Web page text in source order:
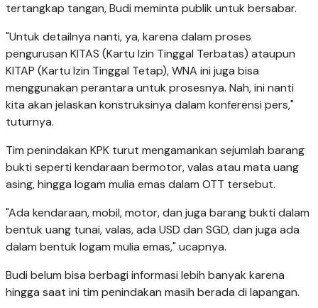
tertangkap tangan, Budi meminta publik untuk bersabar.
"Untuk detailnya nanti, ya, karena dalam proses
pengurusan KITAS (Kartu Izin Tinggal Terbatas) ataupun
KITAP (Kartu Izin Tinggal Tetap), WNA ini juga bisa
menggunakan perantara untuk prosesnya. Nah, ini nanti
kita akan jelaskan konstruksinya dalam konferensi pers,"
tuturnya.
Tim penindakan KPK turut mengamankan sejumlah barang
bukti seperti kendaraan bermotor, valas atau mata uang
asing, hingga logam mulia emas dalam OTT tersebut.
"Ada kendaraan, mobil, motor, dan juga barang bukti dalam
bentuk uang tunai, valas, ada USD dan SGD, dan juga ada
dalam bentuk logam mulia emas," ucapnya.
Budi belum bisa berbagi informasi lebih banyak karena
hingga saat ini tim penindakan masih berada di lapangan.